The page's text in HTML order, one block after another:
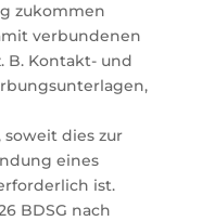
zukommen
verbundenen
B. Kontakt- und
dies zur
eines
ist.
BDSG nach